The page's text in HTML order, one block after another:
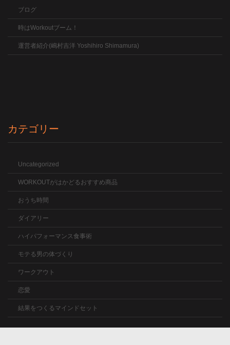
ブログ
時はWorkoutブーム！
運営者紹介(嶋村吉洋 Yoshihiro Shimamura)
カテゴリー
Uncategorized
WORKOUTがはかどるおすすめ商品
おうち時間
ダイアリー
ハイパフォーマンス食事術
モテる男の体づくり
ワークアウト
恋愛
結果をつくるマインドセット